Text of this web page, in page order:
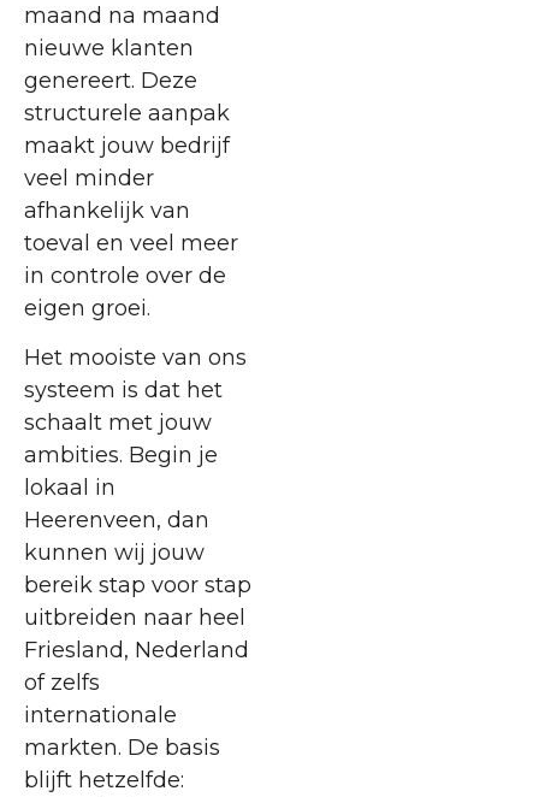
maand na maand
nieuwe klanten
genereert. Deze
structurele aanpak
maakt jouw bedrijf
veel minder
afhankelijk van
toeval en veel meer
in controle over de
eigen groei.
Het mooiste van ons
systeem is dat het
schaalt met jouw
ambities. Begin je
lokaal in
Heerenveen, dan
kunnen wij jouw
bereik stap voor stap
uitbreiden naar heel
Friesland, Nederland
of zelfs
internationale
markten. De basis
blijft hetzelfde: